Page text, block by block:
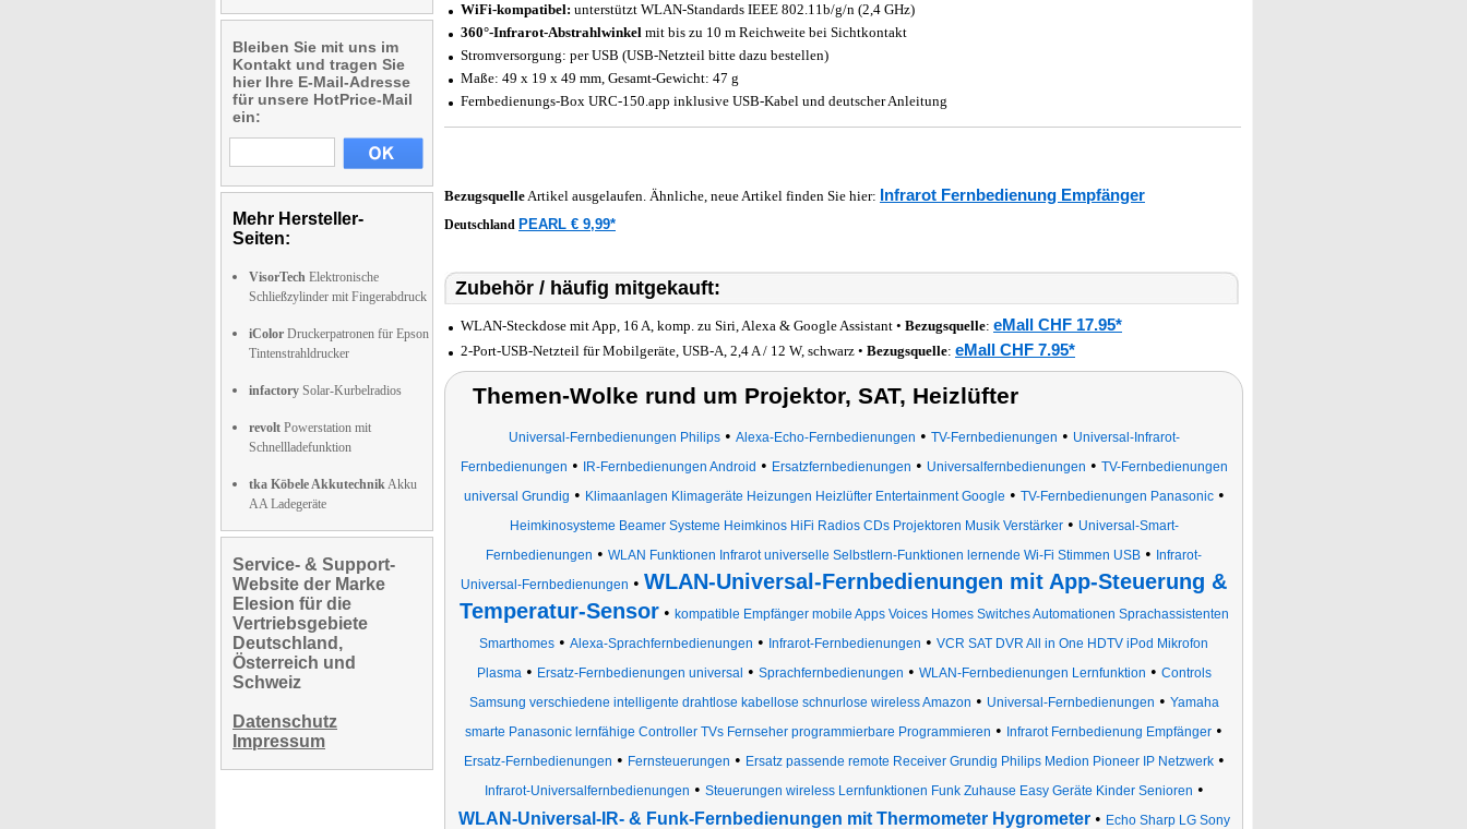
Bleiben Sie mit uns im
Kontakt und tragen Sie
hier Ihre E-Mail-Adresse
für unsere HotPrice-Mail
ein:
Mehr Hersteller-
Seiten:
VisorTech Elektronische
Schließzylinder mit Fingerabdruck
iColor Druckerpatronen für Epson
Tintenstrahldrucker
infactory Solar-Kurbelradios
revolt Powerstation mit
Schnellladefunktion
tka Köbele AkkutechnikAkku
AA Ladegeräte
Service- & Support-
Website der Marke
Elesion für die
Vertriebsgebiete
Deutschland,
Österreich und
Schweiz
Datenschutz
Impressum
WiFi-kompatibel: unterstützt WLAN-Standards IEEE 802.11b/g/n (2,4 GHz)
360°-Infrarot-Abstrahlwinkel mit bis zu 10 m Reichweite bei Sichtkontakt
Stromversorgung: per USB (USB-Netzteil bitte dazu bestellen)
Maße: 49 x 19 x 49 mm, Gesamt-Gewicht: 47 g
Fernbedienungs-Box URC-150.app inklusive USB-Kabel und deutscher Anleitung
BezugsquelleArtikel ausgelaufen. Ähnliche, neue Artikel finden Sie hier: Infrarot Fernbedienung Empfänger
Deutschland PEARL € 9,99*
Zubehör / häufig mitgekauft:
WLAN-Steckdose mit App, 16 A, komp. zu Siri, Alexa & Google Assistant • Bezugsquelle: eMall CHF 17.95*
2-Port-USB-Netzteil für Mobilgeräte, USB-A, 2,4 A / 12 W, schwarz • Bezugsquelle: eMall CHF 7.95*
Themen-Wolke rund um Projektor, SAT, Heizlüfter
Universal-Fernbedienungen Philips• Alexa-Echo-Fernbedienungen • TV-Fernbedienungen • Universal-Infrarot-
Fernbedienungen • IR-Fernbedienungen Android • Ersatzfernbedienungen • Universalfernbedienungen • TV-Fernbedienungen
universal Grundig • Klimaanlagen Klimageräte Heizungen Heizlüfter Entertainment Google • TV-Fernbedienungen Panasonic•
Heimkinosysteme Beamer Systeme Heimkinos HiFi Radios CDs Projektoren Musik Verstärker• Universal-Smart-
Fernbedienungen • WLAN Funktionen Infrarot universelle Selbstlern-Funktionen lernende Wi-Fi Stimmen USB • Infrarot-
Universal-Fernbedienungen • WLAN-Universal-Fernbedienungen mit App-Steuerung &
Temperatur-Sensor• kompatible Empfänger mobile Apps Voices Homes Switches Automationen Sprachassistenten
Smarthomes • Alexa-Sprachfernbedienungen • Infrarot-Fernbedienungen • VCR SAT DVR All in One HDTV iPod Mikrofon
Plasma • Ersatz-Fernbedienungen universal • Sprachfernbedienungen • WLAN-Fernbedienungen Lernfunktion • Controls
Samsung verschiedene intelligente drahtlose kabellose schnurlose wireless Amazon • Universal-Fernbedienungen • Yamaha
smarte Panasonic lernfähige Controller TVs Fernseher programmierbare Programmieren • Infrarot Fernbedienung Empfänger •
Ersatz-Fernbedienungen • Fernsteuerungen • Ersatz passende remote Receiver Grundig Philips Medion Pioneer IP Netzwerk•
Infrarot-Universalfernbedienungen • Steuerungen wireless Lernfunktionen Funk Zuhause Easy Geräte Kinder Senioren •
WLAN-Universal-IR- & Funk-Fernbedienungen mit Thermometer Hygrometer• Echo Sharp LG Sony